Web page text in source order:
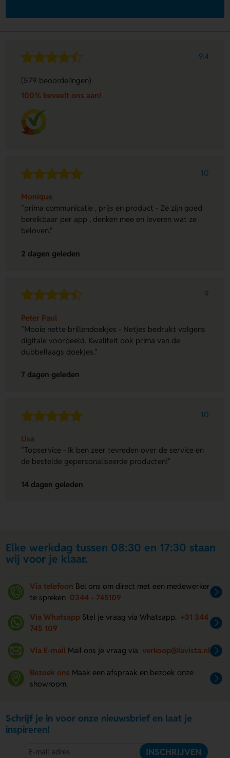
9.4
(579 beoordelingen)
100% beveelt ons aan!
10
Monique
"prima communicatie , prijs en product - Ze zijn goed
bereikbaar per app , denken mee en leveren wat ze
beloven."
2 dagen geleden
9
Peter Paul
"Mooie nette brillendoekjes - Netjes bedrukt volgens
digitale voorbeeld. Kwaliteit ook prima van de
dubbellaags doekjes."
7 dagen geleden
10
Lisa
"Topservice - Ik ben zeer tevreden over de service en
de bestelde gepersonaliseerde producten!"
14 dagen geleden
Elke werkdag tussen 08:30 en 17:30 staan
wij voor je klaar.
Via telefoon Bel ons om direct met een medewerker
te spreken 0344 - 745109
Via Whatsapp Stel je vraag via Whatsapp. +31 344
745 109
Via E-mail Mail ons je vraag via verkoop@lavista.nl
Bezoek ons Maak een afspraak en bezoek onze
showroom.
Schrijf je in voor onze nieuwsbrief en laat je
inspireren!
INSCHRIJVEN